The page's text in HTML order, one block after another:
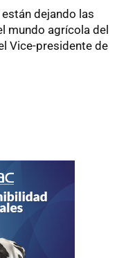
dejando las
mundo agrícola del
Vice-presidente de